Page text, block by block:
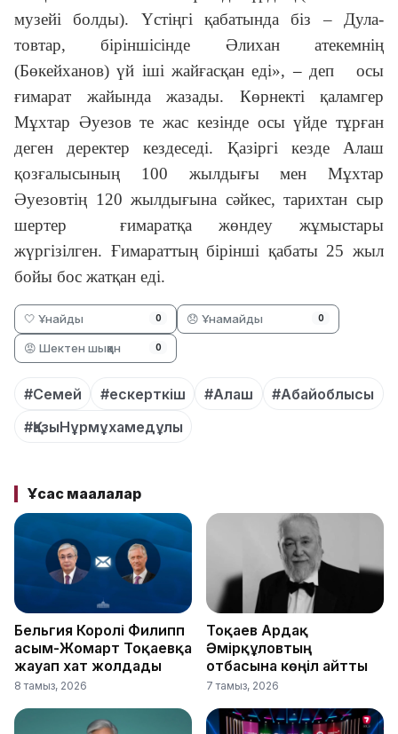
музейі болды). Үстіңгі қабатында біз – Дула­
товтар, бірін­шісінде Әлихан атекемнің
(Бөкейханов) үй іші жайғасқан еді»,– деп осы
ғимарат жайында жазады. Көрнекті қаламгер
Мұхтар Әуезов те жас кезінде осы үйде тұрған
деген деректер кездеседі. Қазіргі кезде Алаш
қозға­лысының 100 жылдығы мен Мұхтар
Әуезовтің 120 жыл­дығына сәйкес, тарихтан сыр
шертер ғима­ратқа жөндеу жұмыстары
жүргізілген. Ғима­раттың бірінші қабаты 25 жыл
бойы бос жатқан еді.
🤍 Ұнайды 0 😞 Ұнамайды 0
😡 Шектен шыққан 0
#Семей #ескерткіш #Алаш
#Абайоблысы
#ҚазыНұрмұхамедұлы
Ұқсас мақалалар
Бельгия Королі Филипп
Қасым-Жомарт Тоқаевқа
жауап хат жолдады
8 тамыз, 2026
Тоқаев Ардақ
Әмірқұловтың
отбасына көңіл айтты
7 тамыз, 2026